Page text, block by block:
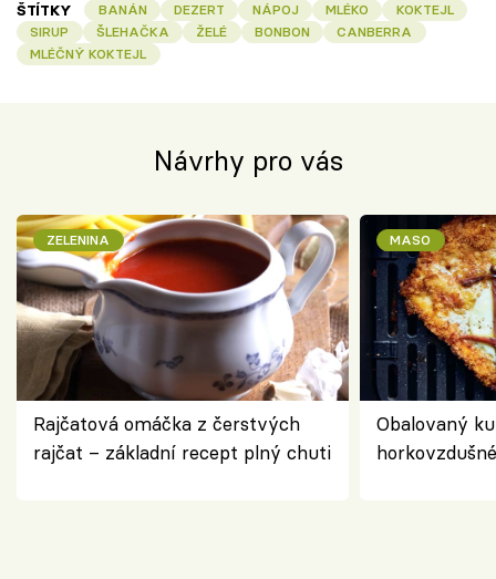
ŠTÍTKY BANÁN DEZERT NÁPOJ MLÉKO
KOKTEJL
SIRUP
ŠLEHAČKA ŽELÉ BONBON
CANBERRA
MLÉČNÝ KOKTEJL
Návrhy pro vás
ZELENINA
Rajčatová omáčka z čerstvých
rajčat – základní recept plný chuti
MASO
Obalovaný